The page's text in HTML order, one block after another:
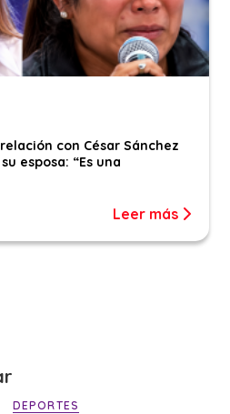
con César Sánchez
esposa: “Es una
Leer más
DEPORTES